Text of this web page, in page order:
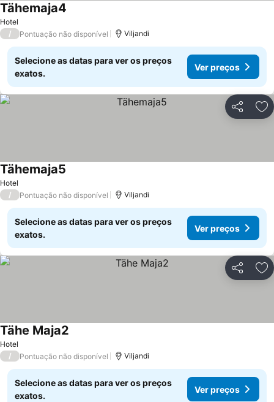
Hotel
Tähemaja4
/ Pontuação não disponível Viljandi
Selecione as datas para ver os preços
exatos.
Ver preços
Partilhar
Hotel
Tähemaja5
/ Pontuação não disponível Viljandi
Selecione as datas para ver os preços
exatos.
Ver preços
Partilhar
Hotel
Tähe Maja2
/ Pontuação não disponível Viljandi
Selecione as datas para ver os preços
exatos.
Ver preços